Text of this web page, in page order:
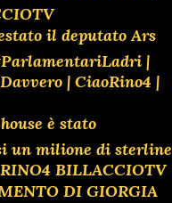
il deputato Ars
|
| CiaoRino4 |
è stato
un milione di sterline
BILLACCIOTV
DI GIORGIA